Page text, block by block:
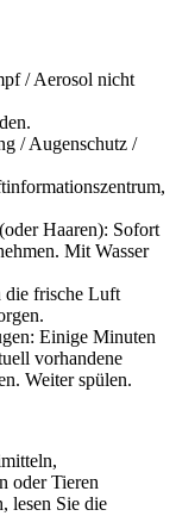
/ Aerosol nicht
/ Augenschutz /
Haaren): Sofort
Mit Wasser
die frische Luft
Einige Minuten
vorhandene
Weiter spülen.
oder Tieren
lesen Sie die